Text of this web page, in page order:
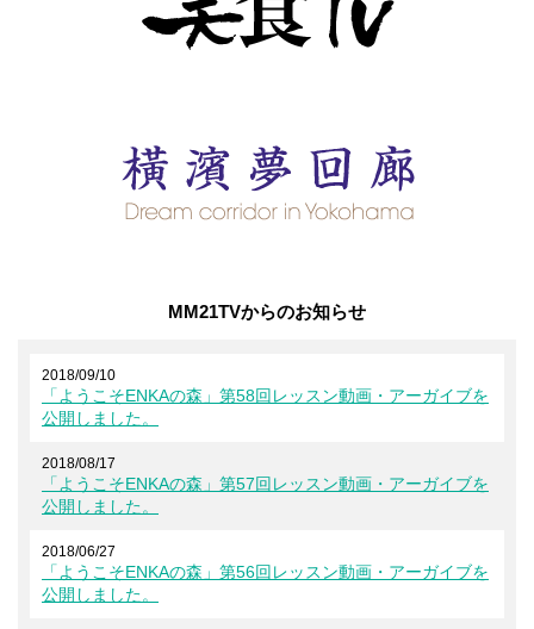
MM21TVからのお知らせ
2018/09/10
「ようこそENKAの森」第58回レッスン動画・アーガイブを
公開しました。
2018/08/17
「ようこそENKAの森」第57回レッスン動画・アーガイブを
公開しました。
2018/06/27
「ようこそENKAの森」第56回レッスン動画・アーガイブを
公開しました。